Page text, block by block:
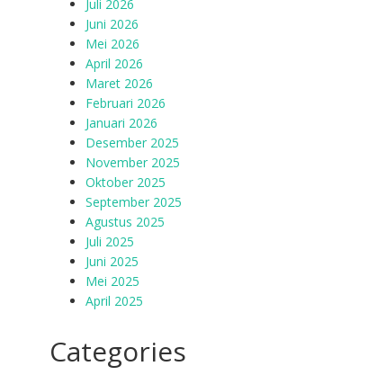
Juli 2026
Juni 2026
Mei 2026
April 2026
Maret 2026
Februari 2026
Januari 2026
Desember 2025
November 2025
Oktober 2025
September 2025
Agustus 2025
Juli 2025
Juni 2025
Mei 2025
April 2025
Categories